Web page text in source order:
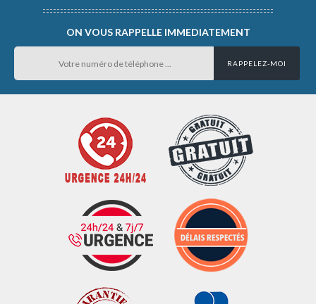
ON VOUS RAPPELLE IMMEDIATEMENT